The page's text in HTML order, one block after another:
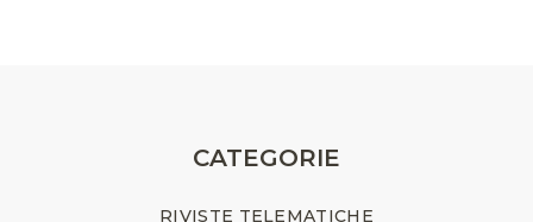
CATEGORIE
RIVISTE TELEMATICHE